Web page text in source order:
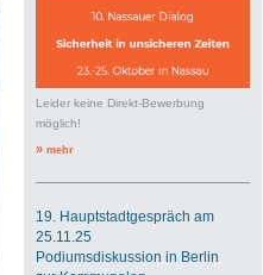
Leider keine Direkt-Bewerbung
möglich!
» mehr
19. Hauptstadtgespräch am
25.11.25
Podiumsdiskussion in Berlin